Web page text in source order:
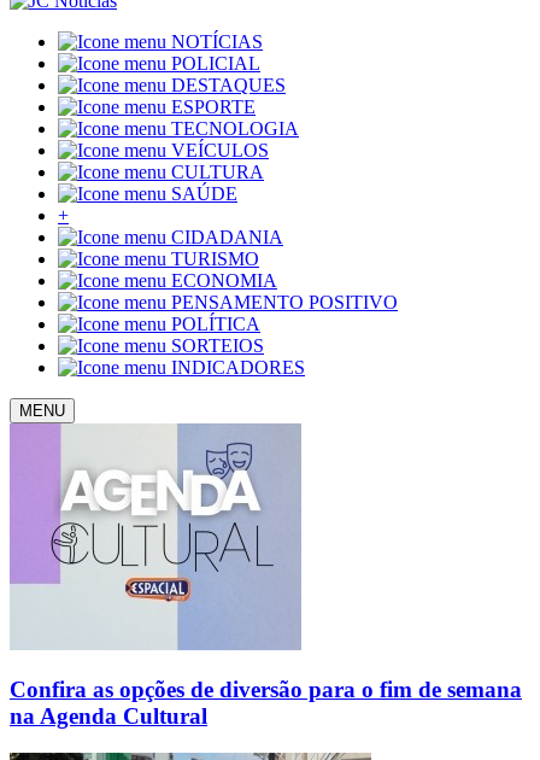
NOTÍCIAS
POLICIAL
DESTAQUES
ESPORTE
TECNOLOGIA
VEÍCULOS
CULTURA
SAÚDE
+
CIDADANIA
TURISMO
ECONOMIA
PENSAMENTO POSITIVO
POLÍTICA
SORTEIOS
INDICADORES
MENU
Confira as opções de diversão para o fim de semana
na Agenda Cultural